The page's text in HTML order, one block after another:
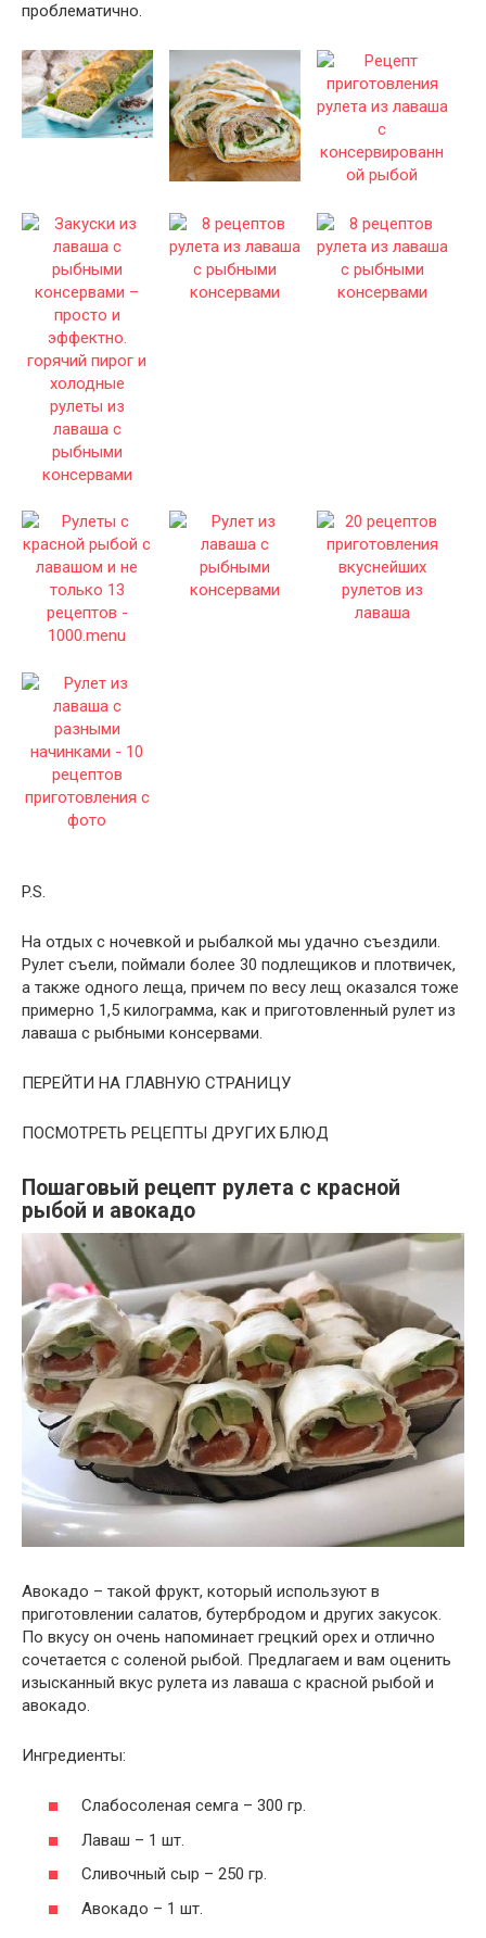
проблематично.
P.S.
На отдых с ночевкой и рыбалкой мы удачно съездили.
Рулет съели, поймали более 30 подлещиков и плотвичек,
а также одного леща, причем по весу лещ оказался тоже
примерно 1,5 килограмма, как и приготовленный рулет из
лаваша с рыбными консервами.
ПЕРЕЙТИ НА ГЛАВНУЮ СТРАНИЦУ
ПОСМОТРЕТЬ РЕЦЕПТЫ ДРУГИХ БЛЮД
Пошаговый рецепт рулета с красной
рыбой и авокадо
Авокадо – такой фрукт, который используют в
приготовлении салатов, бутербродом и других закусок.
По вкусу он очень напоминает грецкий орех и отлично
сочетается с соленой рыбой. Предлагаем и вам оценить
изысканный вкус рулета из лаваша с красной рыбой и
авокадо.
Ингредиенты:
Слабосоленая семга – 300 гр.
Лаваш – 1 шт.
Сливочный сыр – 250 гр.
Авокадо – 1 шт.